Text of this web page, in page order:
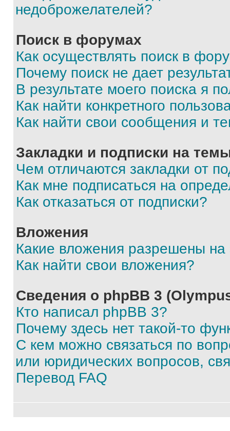
недоброжелателей?
Поиск в форумах
Как осуществлять поиск в
Почему поиск не дает
В результате моего поиска я
Как найти конкретного
Как найти свои сообщения и
Закладки и подписки на
Чем отличаются закладки от
Как мне подписаться на
Как отказаться от подписки?
Вложения
Какие вложения разрешены
Как найти свои вложения?
Сведения о phpBB 3
Кто написал phpBB 3?
Почему здесь нет такой-то
С кем можно связаться по
или юридических вопросов,
Перевод FAQ